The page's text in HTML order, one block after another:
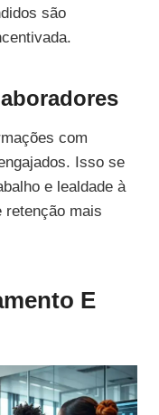
são
com
Isso se
e lealdade à
retenção mais
E